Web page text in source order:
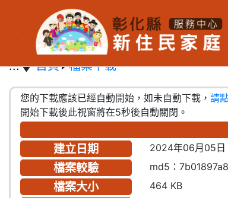
跳到主要內容區塊
::: 首頁 檔案下載
您的下載應該已經自動開始，如未自動下載， 請
開始下載後此視窗將在5秒後自動關閉。
建立日期
2024年06月05日
檔案較驗 md5：
檔案大小 464 KB